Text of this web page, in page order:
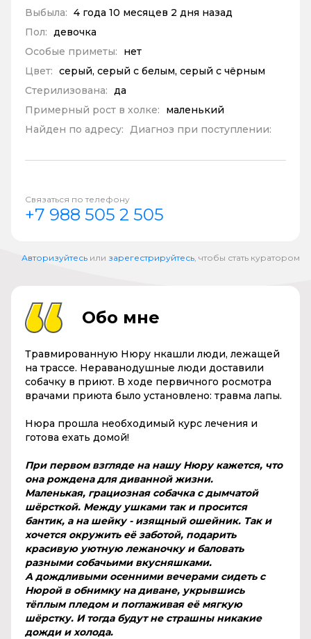
Выбыла: 4 года 10 месяцев 2 дня назад
Пол: девочка
Особые приметы:
нет
Цвет: серый, серый с белым, серый с чёрным
Стерилизована: да
Примерный рост в холке:
маленький
Найден по адресу: Диагноз при поступлении:
Связаться по телефону
+7 988 505 2 505
Авторизуйтесь или зарегестрируйтесь , чтобы стать куратором
Обо мне
Травмированную Нюру нкашли люди, лежащей
на трассе. Нераванодушные люди доставили
собачку в приют. В ходе первичного росмотра
врачами приюта было установлено: травма лапы.
Нюра прошла необходимый курс лечения и
готова ехать домой!
При первом взгляде на нашу Нюру кажется, что
она рождена для диванной жизни.
Маленькая, грациозная собачка с дымчатой
шёрсткой. Между ушками так и просится
бантик, а на шейку - изящный ошейник. Так и
хочется окружить её заботой, подарить
красивую уютную лежаночку и баловать
разными собачьими вкусняшками.
А дождливыми осенними вечерами сидеть с
Нюрой в обнимку на диване, укрывшись
тёплым пледом и поглаживая её мягкую
шёрстку. И тогда будут не страшны никакие
дожди и холода.